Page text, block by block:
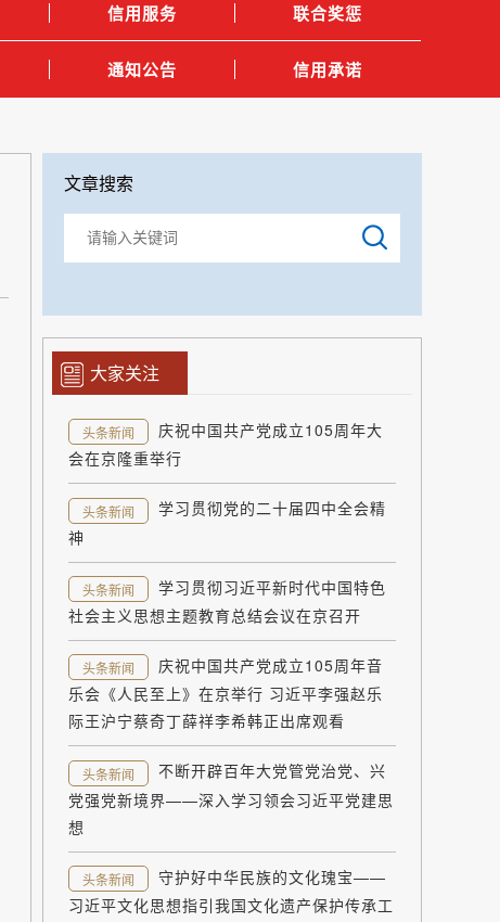
信用服务 联合奖惩
通知公告 信用承诺
文章搜索
大家关注
头条新闻
庆祝中国共产党成立105周年大
会在京隆重举行
头条新闻
学习贯彻党的二十届四中全会精
神
头条新闻
学习贯彻习近平新时代中国特色
社会主义思想主题教育总结会议在京召开
头条新闻
庆祝中国共产党成立105周年音
乐会《人民至上》在京举行 习近平李强赵乐
际王沪宁蔡奇丁薛祥李希韩正出席观看
头条新闻
不断开辟百年大党管党治党、兴
党强党新境界——深入学习领会习近平党建思
想
头条新闻
守护好中华民族的文化瑰宝——
习近平文化思想指引我国文化遗产保护传承工